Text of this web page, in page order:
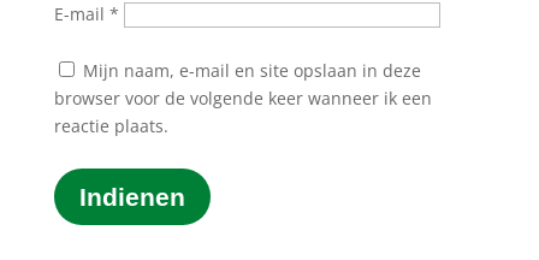
E-mail *
Mijn naam, e-mail en site opslaan in deze
browser voor de volgende keer wanneer ik een
reactie plaats.
Indienen